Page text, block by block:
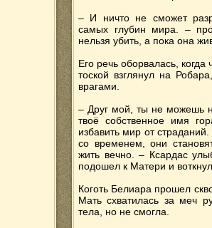
– И ничто не сможет
самых глубин мира. –
нельзя убить, а пока она
Его речь оборвалась,
тоской взглянул на
врагами.
– Друг мой, ты не можешь
твоё собственное имя
избавить мир от
со временем, они
жить вечно. – Ксардас
подошел к Матери и
Коготь Белиара прошел
Мать схватилась за меч
тела, но не смогла.